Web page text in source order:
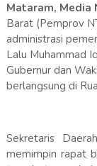
Mataram, Media
Barat (Pemprov
administrasi
Lalu Muhammad
Gubernur dan
berlangsung di
Sekretaris
memimpin rapat